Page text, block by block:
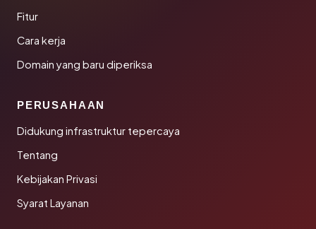
Fitur
Cara kerja
Domain yang baru diperiksa
PERUSAHAAN
Didukung infrastruktur tepercaya
Tentang
Kebijakan Privasi
Syarat Layanan